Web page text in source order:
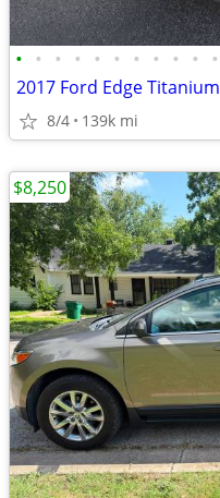
• • • • • • • • • • •
2017 Ford Edge Titanium
8/4 139k mi
$8,250